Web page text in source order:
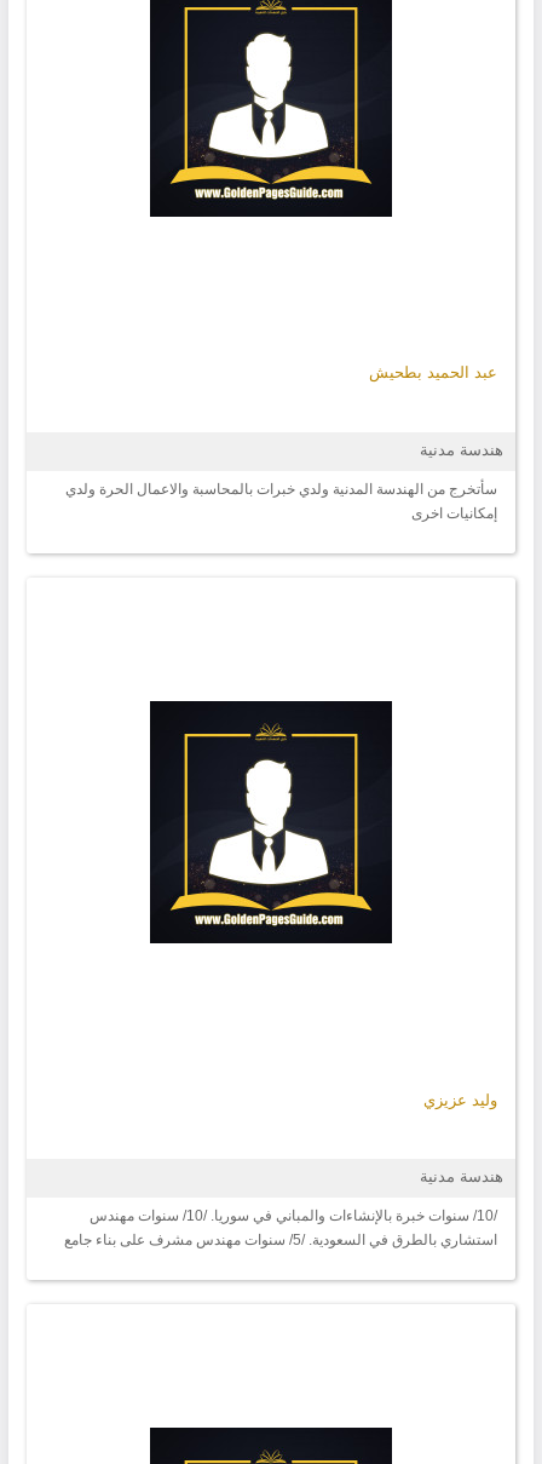
عبد الحميد بطحيش
هندسة مدنية
سأتخرج من الهندسة المدنية ولدي خبرات بالمحاسبة والاعمال الحرة ولدي
إمكانيات اخرى
وليد عزيزي
هندسة مدنية
/10/ سنوات خبرة بالإنشاءات والمباني في سوريا. /10/ سنوات مهندس
استشاري بالطرق في السعودية. /5/ سنوات مهندس مشرف على بناء جامع